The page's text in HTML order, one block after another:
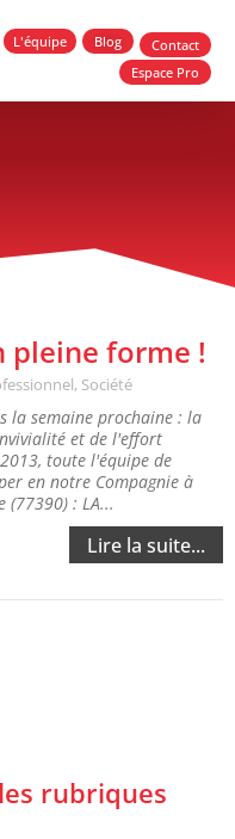
L'équipe Blog
Contact
Espace Pro
pleine forme !
, Société
la semaine prochaine : la
et de l'effort
toute l'équipe de
en notre Compagnie à
(77390) : LA...
Lire la suite...
rubriques